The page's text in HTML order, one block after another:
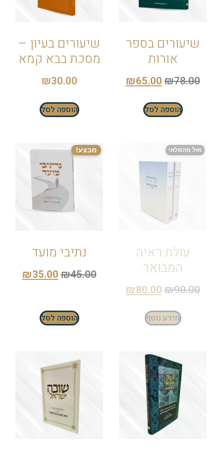
שיעורים בספר
אורות
₪78.00
₪65.00
הוספה לסל
שיעורים בעיון –
מסכת בבא קמא
₪30.00
הוספה לסל
עולת ראיה
המבואר
₪90.00
₪80.00
אזל מהמלאי
מידע נוסף
נתיבי מועד
₪45.00
₪35.00
מבצע!
הוספה לסל